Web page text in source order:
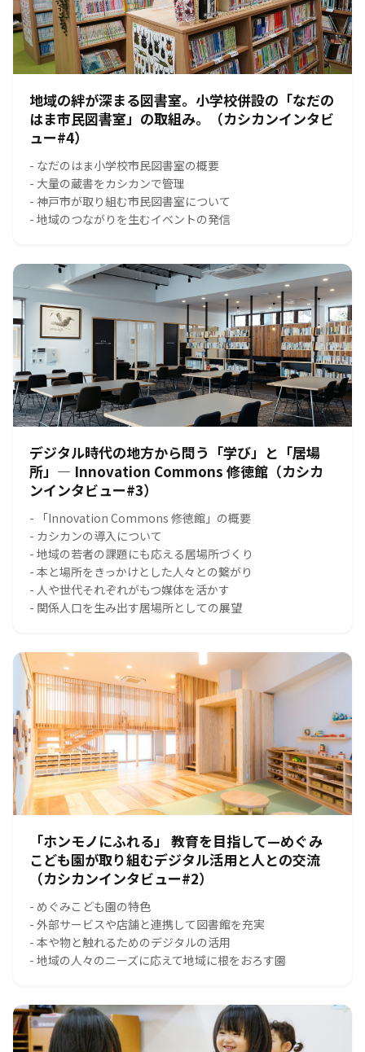
地域の絆が深まる図書室。小学校併設の「なだの
はま市民図書室」の取組み。（カシカンインタビ
ュー#4）
- なだのはま小学校市民図書室の概要
- 大量の蔵書をカシカンで管理
- 神戸市が取り組む市民図書室について
- 地域のつながりを生むイベントの発信
デジタル時代の地方から問う「学び」と「居場
所」― Innovation Commons 修徳館（カシカ
ンインタビュー#3）
- 「Innovation Commons 修徳館」の概要
- カシカンの導入について
- 地域の若者の課題にも応える居場所づくり
- 本と場所をきっかけとした人々との繋がり
- 人や世代それぞれがもつ媒体を活かす
- 関係人口を生み出す居場所としての展望
「ホンモノにふれる」 教育を目指して—めぐみ
こども園が取り組むデジタル活用と人との交流
（カシカンインタビュー#2）
- めぐみこども園の特色
- 外部サービスや店舗と連携して図書館を充実
- 本や物と触れるためのデジタルの活用
- 地域の人々のニーズに応えて地域に根をおろす園